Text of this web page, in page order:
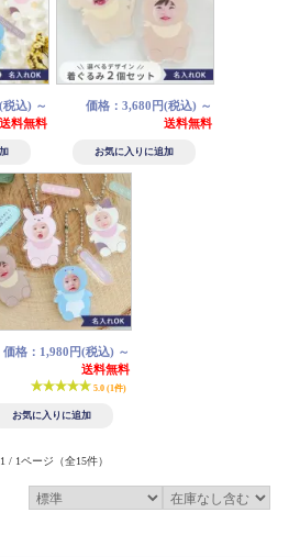
税込) ～
送料無料
価格：3,680円(税込) ～
送料無料
価格：1,980円(税込) ～
送料無料
5.0 (1件)
1 / 1ページ （全15件）